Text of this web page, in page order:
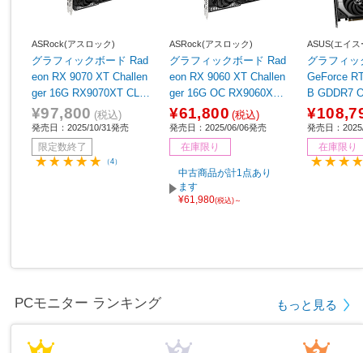
ASRock(アスロック)
グラフィックボード Rad
eon RX 9070 XT Challen
ger 16G RX9070XT CL 1
6G ［Radeon RXシリー
ズ /16GB］
¥97,800 (税込)
発売日：2025/10/31発売
限定数終了
（4）
ASRock(アスロック)
グラフィックボード Rad
eon RX 9060 XT Challen
ger 16G OC RX9060XT
CL 16GO ［Radeon RX
シリーズ /16GB］
¥61,800 (税込)
発売日：2025/06/06発売
在庫限り
中古商品が計1点あり
ます
¥61,980(税込)～
ASUS(エイス
グラフィ
GeForce
B GDDR7
AL-
Force RTX
B］
発売日：
在庫限り
PCモニター ランキング もっと見る